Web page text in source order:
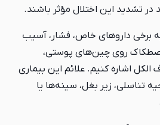
در تشدید این اختلال مؤثر باشند.
برخی داروهای خاص، فشار، آسیب
روی چین‌های پوستی،
الکل اشاره کنیم. علائم این بیماری
تناسلی، زیر بغل، سینه‌ها یا